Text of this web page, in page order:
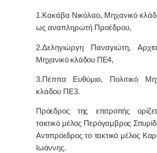
1.Κακάβα Νικόλαο, Μηχανικό
ως αναπληρωτή Προέδρου,
2.Δεληγιώργη Παναγιώτη,
Μηχανικό κλάδου ΠΕ4,
3.Πέππα Ευθύμιο, Πολιτικό
κλάδου ΠΕ3.
Πρόεδρος της επιτροπής
τακτικό μέλος Περόγαμβρος
Αντιπρόεδρος το τακτικό μέλος
Ιωάννης.